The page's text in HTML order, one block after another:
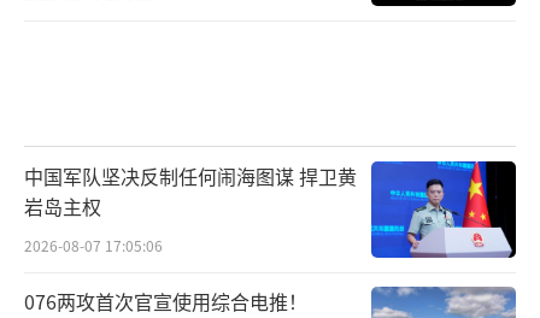
中国军队坚决反制任何闹海图谋 捍卫黄
岩岛主权
2026-08-07 17:05:06
076两攻首次官宣使用综合电推！